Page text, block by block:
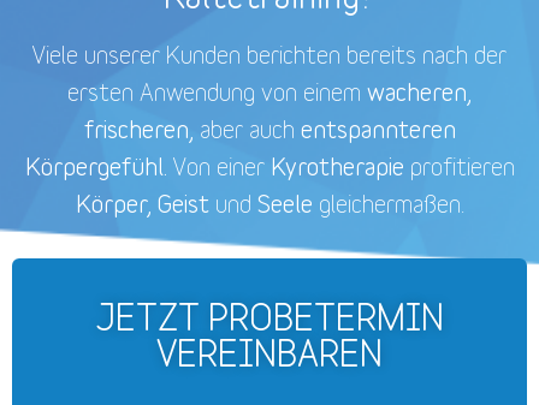
ersten Anwendung von einem
frischeren,aber auchentspannteren
Körpergefühl.Von einerKyrotherapieprofitieren
Körper, GeistundSeelegleichermaßen.
JETZT PROBETERMIN